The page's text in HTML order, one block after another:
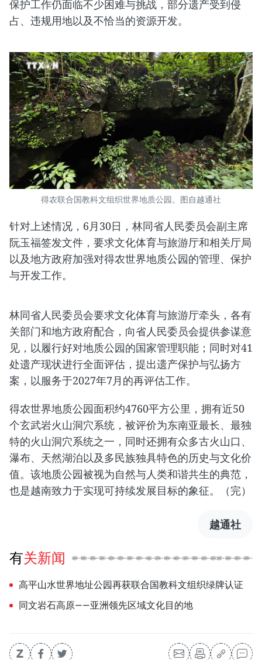
保护工作仍面临不少困难与挑战，部分遗产受到侵
占、违规用地以及不恰当的资源开发。
得农联合国教科文组织世界地质公园。图自越通社
针对上述情况，6月30日，林同省人民委员会副主席
阮玉福签发文件，要求文化体育与旅游厅和相关厅局
以及地方政府加强对得农世界地质公园的管理、保护
与开发工作。
林同省人民委员会要求文化体育与旅游厅牵头，各有
关部门和地方政府配合，向省人民委员会提供参谋意
见，以履行好对地质公园的国家管理职能；同时对41
处遗产现状进行全面评估，提出遗产保护与弘扬方
案，以服务于2027年7月的再评估工作。
得农世界地质公园面积约4760平方公里，拥有近50
个玄武岩火山洞穴系统，被评价为东南亚最长、最独
特的火山洞穴系统之一，同时还拥有众多古火山口、
瀑布、天然湖泊以及多民族独具特色的历史与文化价
值。该地质公园被视为自然与人类和谐共生的典范，
也是越南致力于实现可持续发展目标的象征。（完）
越通社
有关新闻
高平山水世界地址公园再获联合国教科文组织绿牌认证
同文岩石高原——亚洲领先区域文化目的地